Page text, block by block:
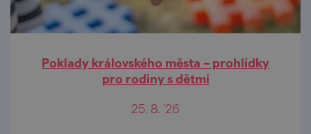
Poklady královského města – prohlídky
pro rodiny s dětmi
25. 8. '26